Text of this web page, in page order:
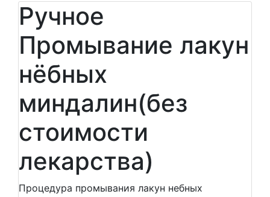
Ручное
Промывание лакун
нёбных
миндалин(без
стоимости
лекарства)
Процедура промывания лакун небных